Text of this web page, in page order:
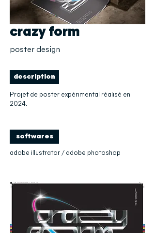
crazy form
poster design
description
Projet de poster expérimental réalisé en
2024.
softwares
adobe illustrator / adobe photoshop